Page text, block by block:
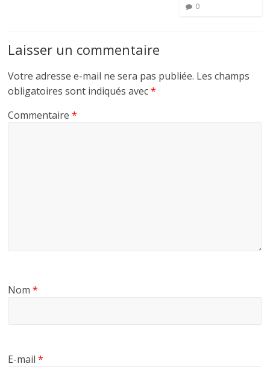
0
Laisser un commentaire
Votre adresse e-mail ne sera pas publiée. Les champs
obligatoires sont indiqués avec*
Commentaire*
Nom*
E-mail*